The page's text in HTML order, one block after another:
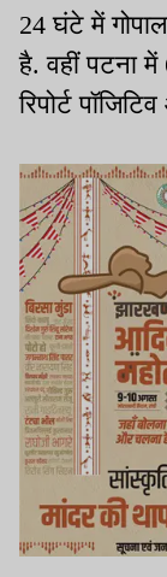
24 घंटे में
है. वहीं पटना में
रिपोर्ट